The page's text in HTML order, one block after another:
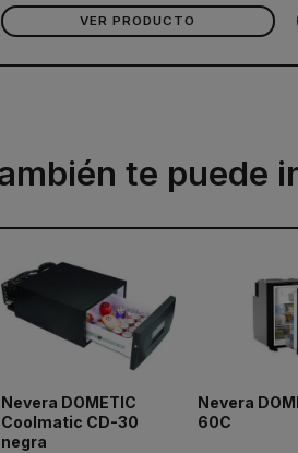
VER PRODUCTO
te puede
Nevera DOMETIC
Coolmatic CD-30
negra
Nevera
60C